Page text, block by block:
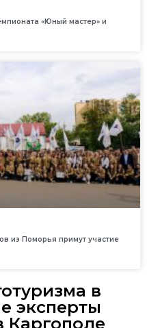
«Юный мастер» и
из Поморья примут участие
в
эксперты
Каргополе